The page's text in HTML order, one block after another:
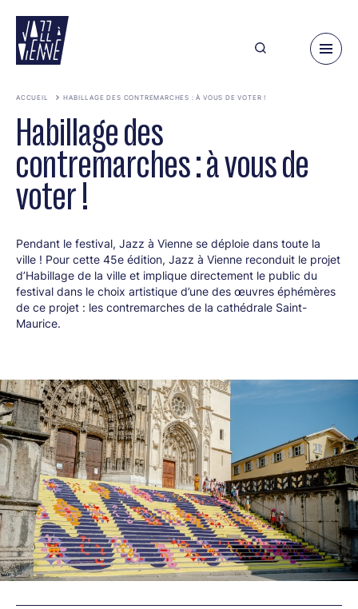
contenu
principal
ACCUEIL HABILLAGE DES CONTREMARCHES : À VOUS DE VOTER !
Habillage des
contremarches : à vous de
voter !
Pendant le festival, Jazz à Vienne se déploie dans toute la
ville ! Pour cette 45e édition, Jazz à Vienne reconduit le projet
d’Habillage de la ville et implique directement le public du
festival dans le choix artistique d’une des œuvres éphémères
de ce projet : les contremarches de la cathédrale Saint-
Maurice.